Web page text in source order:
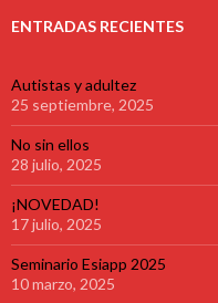
ENTRADAS RECIENTES
Autistas y adultez
25 septiembre, 2025
No sin ellos
28 julio, 2025
¡NOVEDAD!
17 julio, 2025
Seminario Esiapp 2025
10 marzo, 2025